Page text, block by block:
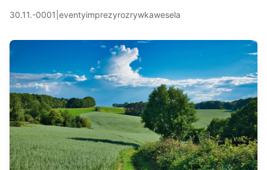
30.11.-0001 eventyimprezyrozrywkawesela